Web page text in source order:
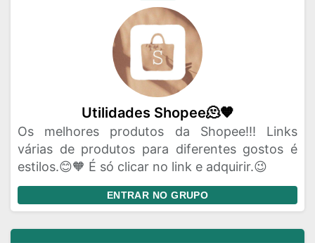
Utilidades Shopee🫠🧡
Os melhores produtos da Shopee!!! Links
várias de produtos para diferentes gostos é
estilos.😊🧡 É só clicar no link e adquirir.😉
ENTRAR NO GRUPO